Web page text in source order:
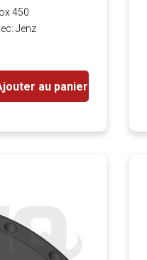
450
Jenz
au panier